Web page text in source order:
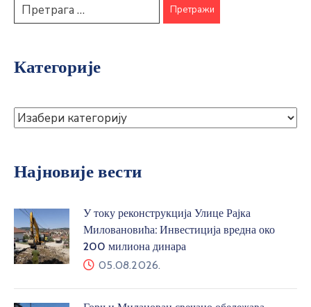
Категорије
Најновије вести
У току реконструкција Улице Рајка
Миловановића: Инвестиција вредна око
200 милиона динара
05.08.2026.